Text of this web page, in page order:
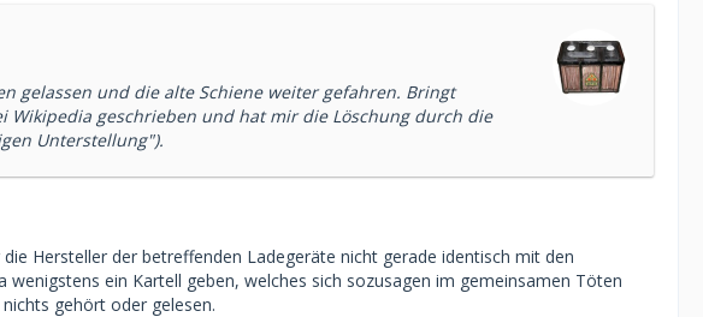
gelassen und die alte Schiene weiter gefahren. Bringt
geschrieben und hat mir die Löschung durch die
Unterstellung").
Hersteller der betreffenden Ladegeräte nicht gerade identisch mit den
ein Kartell geben, welches sich sozusagen im gemeinsamen Töten
gehört oder gelesen.